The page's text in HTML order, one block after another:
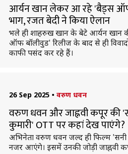
आर्यन खान लेकर आ रहे 'बैड्स
भाग, रजत बेदी ने किया ऐलान
भले ही शाहरुख खान के बेटे आर्यन खान
ऑफ बॉलीवुड' रिलीज के बाद से ही
काफी पसंद कर रहे हैं।
26 Sep 2025 • वरुण धवन
वरुण धवन और जाह्नवी कपूर की
कुमारी' OTT पर कहां देख पाएंगे?
अभिनेता वरुण धवन जल्द ही फिल्म 'सनी
नजर आएंगे। इसमें उनकी जोड़ी जाह्नवी